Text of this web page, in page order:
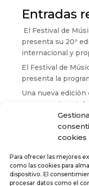
cookies
Para ofrecer las mejores
como las cookies para
dispositivo. El
procesar datos como el
Entradas
El Festival de
presenta su 20ª
internacional y
El Festival de
presenta la
Una nueva edición
regresa este
El Festival de
en octubre con su
consolida su
Mario Batkovic,
Quartet lideran la
de Música Visual